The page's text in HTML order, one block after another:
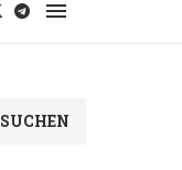
SUCHEN